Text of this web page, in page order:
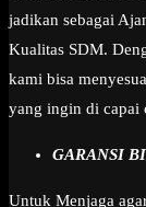
jadikan sebagai
Kualitas SDM.
kami bisa
yang ingin di capai
GARANSI
Untuk Menjaga